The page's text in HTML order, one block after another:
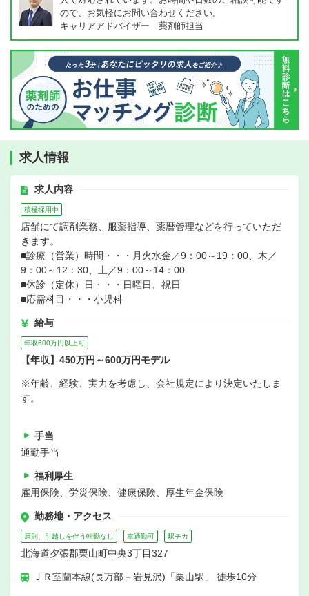
ので、お気軽にお問い合わせください。
キャリアアドバイザー 薬剤師担当
求人情報
求人内容
積極採用中
店舗にて調剤業務、服薬指導、薬暦管理などを行っていただ
きます。
■診療（営業）時間・・・月火水金／9：00～19：00、木／
9：00～12：30、土／9：00～14：00
■休診（定休）日・・・日曜日、祝日
■応需科目・・・小児科
給与
年収600万円以上可
【年収】450万円～600万円モデル
※年齢、経験、実力を考慮し、会社規定により決定いたしま
す。
手当
通勤手当
福利厚生
雇用保険、労災保険、健康保険、厚生年金保険
勤務地・アクセス
原則、引越しを伴う転勤なし 車通勤可 駅チカ
北海道夕張郡栗山町中央3丁目327
ＪＲ室蘭本線(長万部－岩見沢)「栗山駅」 徒歩10分